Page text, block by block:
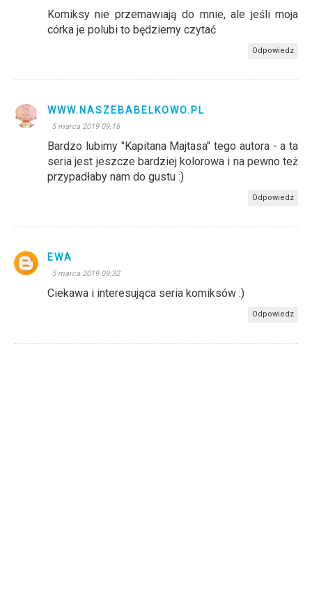
Komiksy nie przemawiają do mnie, ale jeśli moja
córka je polubi to będziemy czytać
Odpowiedz
WWW.NASZEBABELKOWO.PL
5 marca 2019 09:16
Bardzo lubimy "Kapitana Majtasa" tego autora - a ta
seria jest jeszcze bardziej kolorowa i na pewno też
przypadłaby nam do gustu :)
Odpowiedz
EWA
5 marca 2019 09:32
Ciekawa i interesująca seria komiksów :)
Odpowiedz